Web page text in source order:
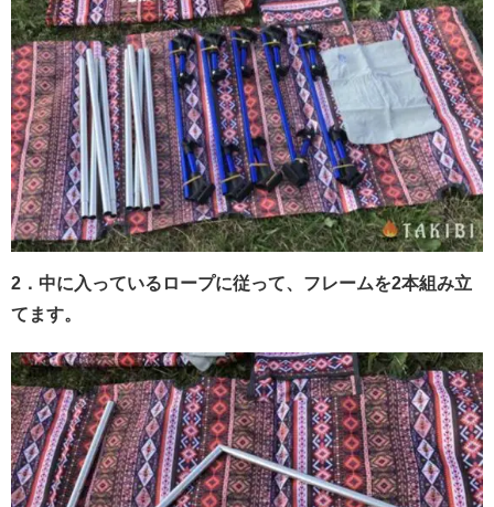
2．中に入っているロープに従って、フレームを2本組み立
てます。